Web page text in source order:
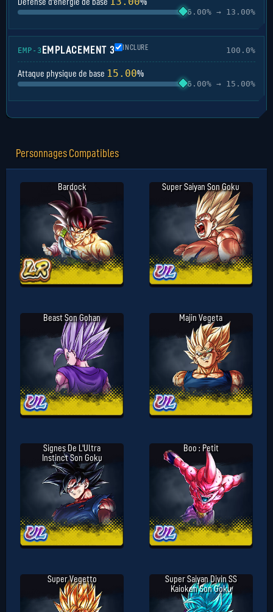
6.00% → 13.00%
EMP-3EMPLACEMENT 3 INCLURE 100.0%
Attaque physique de base 15.00%
6.00% → 15.00%
Personnages Compatibles
Bardock Super Saiyan Son Goku
Beast Son Gohan Majin Vegeta
Signes De L'Ultra
Instinct Son Goku
Boo : Petit
Super Vegetto
Super Saiyan Divin SS
Kaioken Son Goku